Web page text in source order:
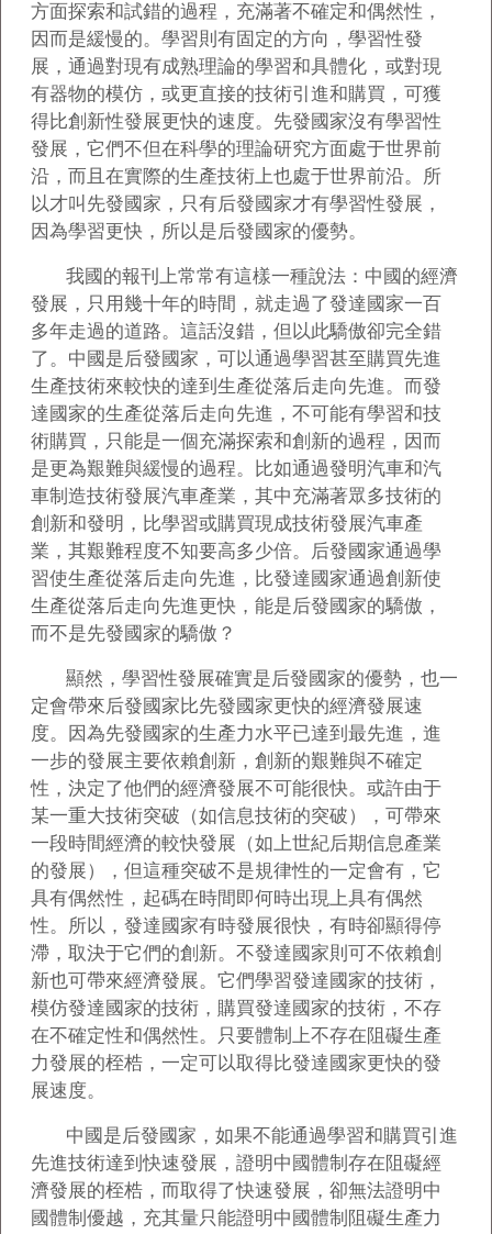
方面探索和試錯的過程，充滿著不確定和偶然性，
因而是緩慢的。學習則有固定的方向，學習性發
展，通過對現有成熟理論的學習和具體化，或對現
有器物的模仿，或更直接的技術引進和購買，可獲
得比創新性發展更快的速度。先發國家沒有學習性
發展，它們不但在科學的理論研究方面處于世界前
沿，而且在實際的生產技術上也處于世界前沿。所
以才叫先發國家，只有后發國家才有學習性發展，
因為學習更快，所以是后發國家的優勢。
我國的報刊上常常有這樣一種說法：中國的經濟
發展，只用幾十年的時間，就走過了發達國家一百
多年走過的道路。這話沒錯，但以此驕傲卻完全錯
了。中國是后發國家，可以通過學習甚至購買先進
生產技術來較快的達到生產從落后走向先進。而發
達國家的生產從落后走向先進，不可能有學習和技
術購買，只能是一個充滿探索和創新的過程，因而
是更為艱難與緩慢的過程。比如通過發明汽車和汽
車制造技術發展汽車產業，其中充滿著眾多技術的
創新和發明，比學習或購買現成技術發展汽車產
業，其艱難程度不知要高多少倍。后發國家通過學
習使生產從落后走向先進，比發達國家通過創新使
生產從落后走向先進更快，能是后發國家的驕傲，
而不是先發國家的驕傲？
顯然，學習性發展確實是后發國家的優勢，也一
定會帶來后發國家比先發國家更快的經濟發展速
度。因為先發國家的生產力水平已達到最先進，進
一步的發展主要依賴創新，創新的艱難與不確定
性，決定了他們的經濟發展不可能很快。或許由于
某一重大技術突破（如信息技術的突破），可帶來
一段時間經濟的較快發展（如上世紀后期信息產業
的發展），但這種突破不是規律性的一定會有，它
具有偶然性，起碼在時間即何時出現上具有偶然
性。所以，發達國家有時發展很快，有時卻顯得停
滯，取決于它們的創新。不發達國家則可不依賴創
新也可帶來經濟發展。它們學習發達國家的技術，
模仿發達國家的技術，購買發達國家的技術，不存
在不確定性和偶然性。只要體制上不存在阻礙生產
力發展的桎梏，一定可以取得比發達國家更快的發
展速度。
中國是后發國家，如果不能通過學習和購買引進
先進技術達到快速發展，證明中國體制存在阻礙經
濟發展的桎梏，而取得了快速發展，卻無法證明中
國體制優越，充其量只能證明中國體制阻礙生產力